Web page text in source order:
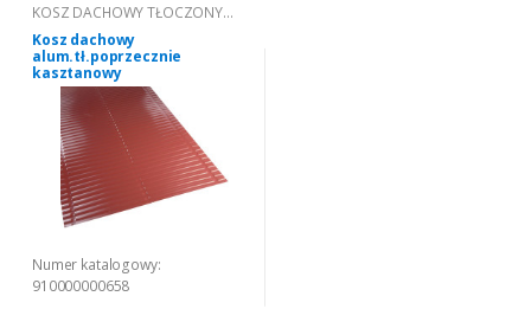
KOSZ DACHOWY TŁOCZONY
POPRZECZNIE
Kosz dachowy
alum.tł.poprzecznie
kasztanowy
Numer katalogowy:
910000000658